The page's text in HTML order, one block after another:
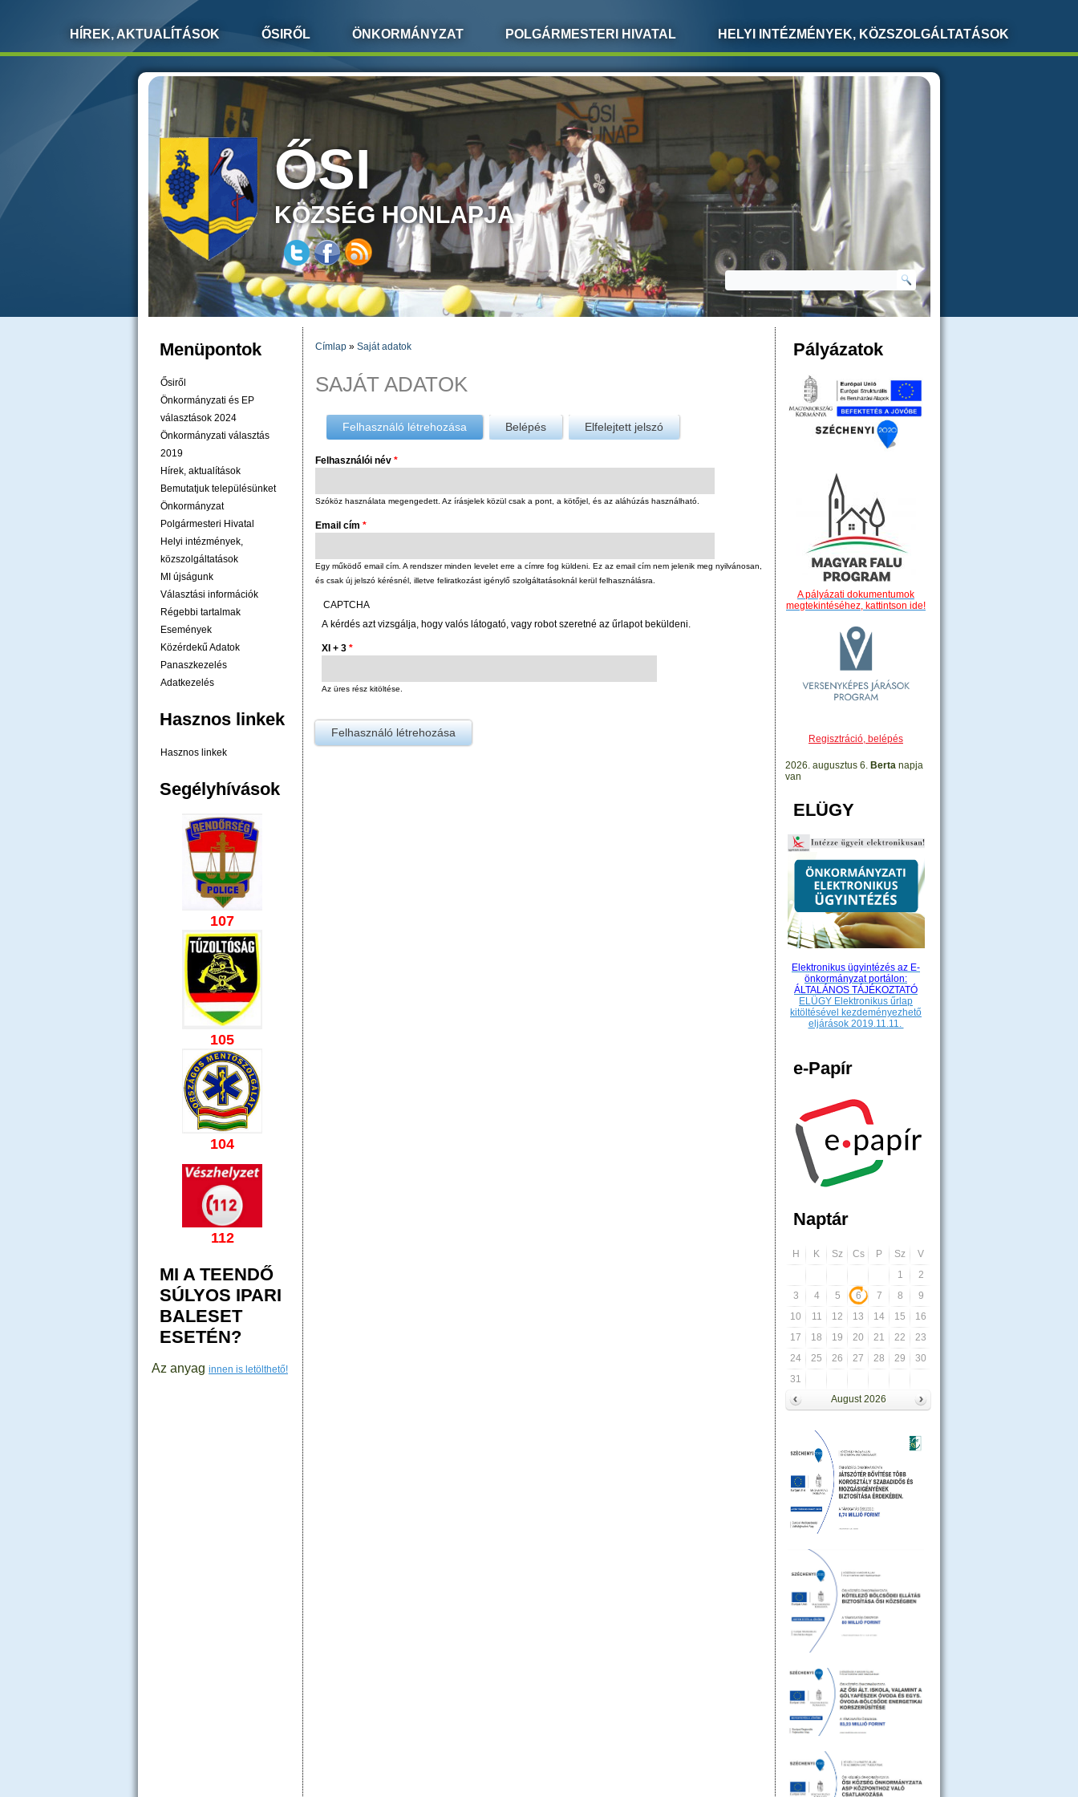
HÍREK, AKTUALÍTÁSOK ŐSIRŐL ÖNKORMÁNYZAT POLGÁRMESTERI HIVATAL HELYI INTÉZMÉNYEK, KÖZSZOLGÁLTATÁSOK
ŐSI
KÖZSÉG HONLAPJA
KERESÉS ŰRLAP
Keresés
Menüpontok
Ősiről
Önkormányzati és EP
választások 2024
Önkormányzati választás
2019
Hírek, aktualítások
Bemutatjuk településünket
Önkormányzat
Polgármesteri Hivatal
Helyi intézmények,
közszolgáltatások
MI újságunk
Választási információk
Régebbi tartalmak
Események
Közérdekű Adatok
Panaszkezelés
Adatkezelés
Hasznos linkek
Hasznos linkek
Segélyhívások
107
105
104
112
MI A TEENDŐ
SÚLYOS IPARI
BALESET
ESETÉN?
Az anyag innen is letölthető!
JELENLEGI HELY
Címlap » Saját adatok
SAJÁT ADATOK
Felhasználó létrehozása (aktív fül)Belépés Elfelejtett jelszó
Felhasználói név *
Szóköz használata megengedett. Az írásjelek közül csak a pont, a kötőjel, és az aláhúzás használható.
Email cím *
Egy működő email cím. A rendszer minden levelet erre a címre fog küldeni. Ez az email cím nem jelenik meg nyilvánosan,
és csak új jelszó kérésnél, illetve feliratkozást igénylő szolgáltatásoknál kerül felhasználásra.
CAPTCHA
A kérdés azt vizsgálja, hogy valós látogató, vagy robot szeretné az űrlapot beküldeni.
XI + 3 *
Az üres rész kitöltése.
Pályázatok
A pályázati dokumentumok
megtekintéséhez, kattintson ide!
Regisztráció, belépés
2026. augusztus 6. Berta napja
van
ELÜGY
Elektronikus ügyintézés az E-
önkormányzat portálon:
ÁLTALÁNOS TÁJÉKOZTATÓ
ELÜGY Elektronikus űrlap
kitöltésével kezdeményezhető
eljárások 2019.11.11.
e-Papír
Naptár
H K Sz Cs P Sz
V
1
2
3
4 5 6 7 8
9
10
11 12 13 14 15
16
17
18 19 20 21 22
23
24
25 26 27 28 29
30
31
August 2026